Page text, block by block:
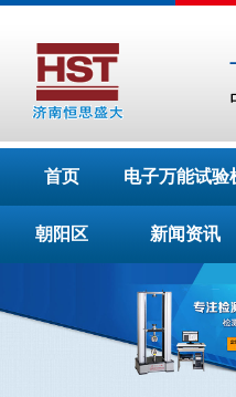
首页 电子万能试验
朝阳区 新闻资讯